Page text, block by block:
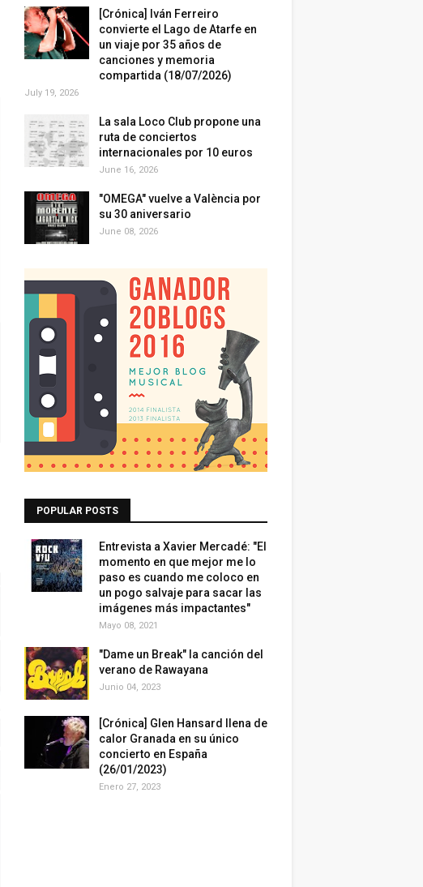
[Crónica] Iván Ferreiro
convierte el Lago de Atarfe en
un viaje por 35 años de
canciones y memoria
compartida (18/07/2026)
July 19, 2026
La sala Loco Club propone una
ruta de conciertos
internacionales por 10 euros
June 16, 2026
"OMEGA" vuelve a València por
su 30 aniversario
June 08, 2026
POPULAR POSTS
Entrevista a Xavier Mercadé: "El
momento en que mejor me lo
paso es cuando me coloco en
un pogo salvaje para sacar las
imágenes más impactantes"
Mayo 08, 2021
"Dame un Break" la canción del
verano de Rawayana
Junio 04, 2023
[Crónica] Glen Hansard llena de
calor Granada en su único
concierto en España
(26/01/2023)
Enero 27, 2023